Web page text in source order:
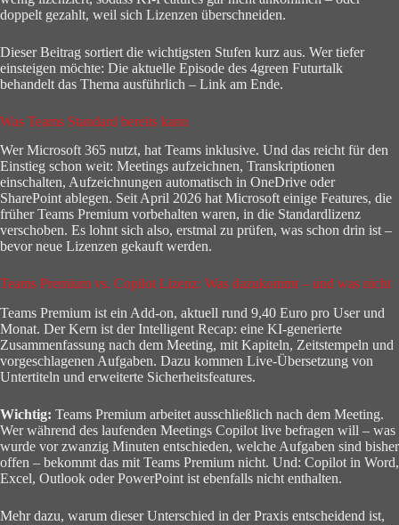
doppelt gezahlt, weil sich Lizenzen überschneiden.
Dieser Beitrag sortiert die wichtigsten Stufen kurz aus. Wer tiefer
einsteigen möchte: Die aktuelle Episode des 4green Futurtalk
behandelt das Thema ausführlich – Link am Ende.
Was Teams Standard bereits kann
Wer Microsoft 365 nutzt, hat Teams inklusive. Und das reicht für den
Einstieg schon weit: Meetings aufzeichnen, Transkriptionen
einschalten, Aufzeichnungen automatisch in OneDrive oder
SharePoint ablegen. Seit April 2026 hat Microsoft einige Features, die
früher Teams Premium vorbehalten waren, in die Standardlizenz
verschoben. Es lohnt sich also, erstmal zu prüfen, was schon drin ist –
bevor neue Lizenzen gekauft werden.
Teams Premium vs. Copilot Lizenz: Was dazukommt – und was nicht
Teams Premium ist ein Add-on, aktuell rund 9,40 Euro pro User und
Monat. Der Kern ist der Intelligent Recap: eine KI-generierte
Zusammenfassung nach dem Meeting, mit Kapiteln, Zeitstempeln und
vorgeschlagenen Aufgaben. Dazu kommen Live-Übersetzung von
Untertiteln und erweiterte Sicherheitsfeatures.
Wichtig: Teams Premium arbeitet ausschließlich nach dem Meeting.
Wer während des laufenden Meetings Copilot live befragen will – was
wurde vor zwanzig Minuten entschieden, welche Aufgaben sind bisher
offen – bekommt das mit Teams Premium nicht. Und: Copilot in Word,
Excel, Outlook oder PowerPoint ist ebenfalls nicht enthalten.
Mehr dazu, warum dieser Unterschied in der Praxis entscheidend ist,